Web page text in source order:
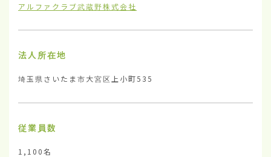
アルファクラブ武蔵野株式会社
法人所在地
埼玉県さいたま市大宮区上小町535
従業員数
1,100名